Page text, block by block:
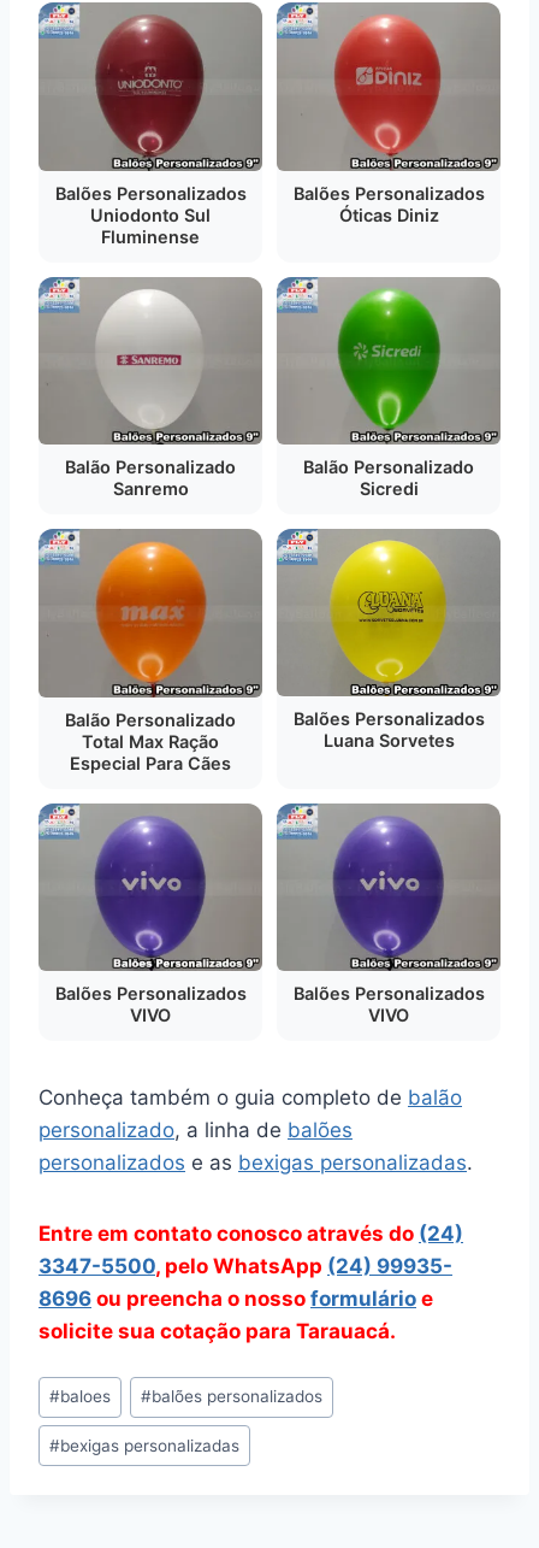
Balões Personalizados
Uniodonto Sul
Fluminense
Balões Personalizados
Óticas Diniz
Balão Personalizado
Sanremo
Balão Personalizado
Sicredi
Balão Personalizado
Total Max Ração
Especial Para Cães
Balões Personalizados
Luana Sorvetes
Balões Personalizados
VIVO
Balões Personalizados
VIVO
Conheça também o guia completo de balão
personalizado, a linha de balões
personalizados e as bexigas personalizadas.
Entre em contato conosco através do (24)
3347-5500, pelo WhatsApp (24) 99935-
8696 ou preencha o nosso formulário e
solicite sua cotação para Tarauacá.
Tags
do
Post:
#baloes #balões personalizados
#bexigas personalizadas